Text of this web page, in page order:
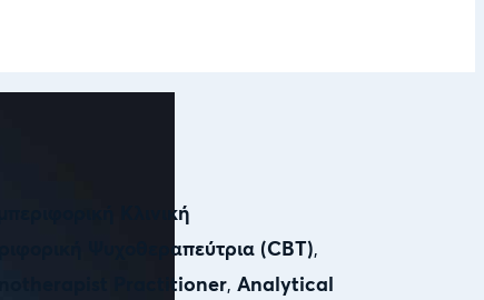
Κλινική
Ψυχοθεραπεύτρια (CBT),
Practitioner, Analytical